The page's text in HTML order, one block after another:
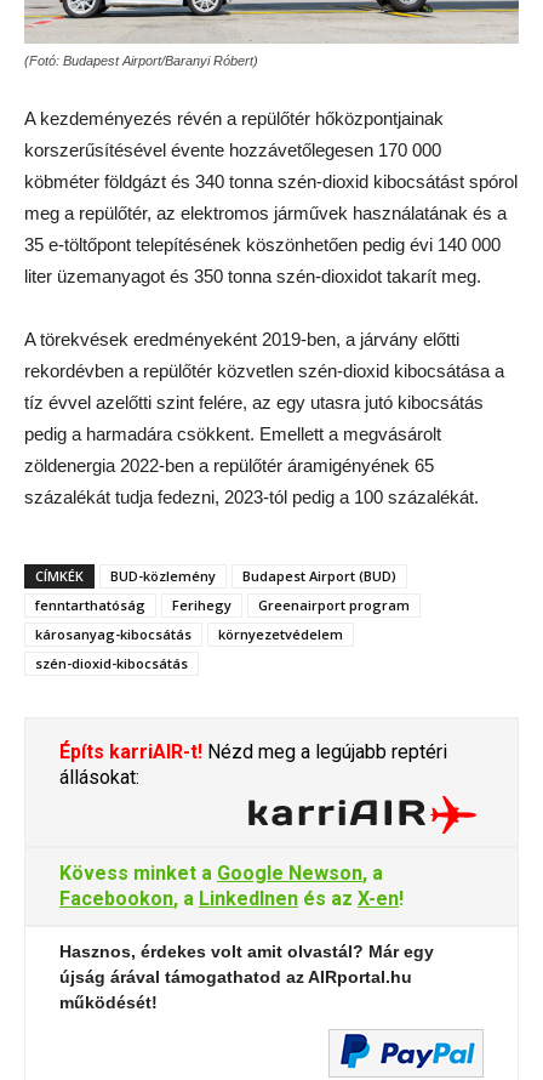
(Fotó: Budapest Airport/Baranyi Róbert)
A kezdeményezés révén a repülőtér hőközpontjainak
korszerűsítésével évente hozzávetőlegesen 170 000
köbméter földgázt és 340 tonna szén-dioxid kibocsátást spórol
meg a repülőtér, az elektromos járművek használatának és a
35 e-töltőpont telepítésének köszönhetően pedig évi 140 000
liter üzemanyagot és 350 tonna szén-dioxidot takarít meg.
A törekvések eredményeként 2019-ben, a járvány előtti
rekordévben a repülőtér közvetlen szén-dioxid kibocsátása a
tíz évvel azelőtti szint felére, az egy utasra jutó kibocsátás
pedig a harmadára csökkent. Emellett a megvásárolt
zöldenergia 2022-ben a repülőtér áramigényének 65
százalékát tudja fedezni, 2023-tól pedig a 100 százalékát.
CÍMKÉK BUD-közlemény
Budapest Airport (BUD)
fenntarthatóság
Ferihegy
Greenairport program
károsanyag-kibocsátás
környezetvédelem
szén-dioxid-kibocsátás
Építs karriAIR-t! Nézd meg a legújabb reptéri
állásokat:
Kövess minket a Google Newson, a
Facebookon, a LinkedInen és az X-en!
Hasznos, érdekes volt amit olvastál? Már egy
újság árával támogathatod az AIRportal.hu
működését!